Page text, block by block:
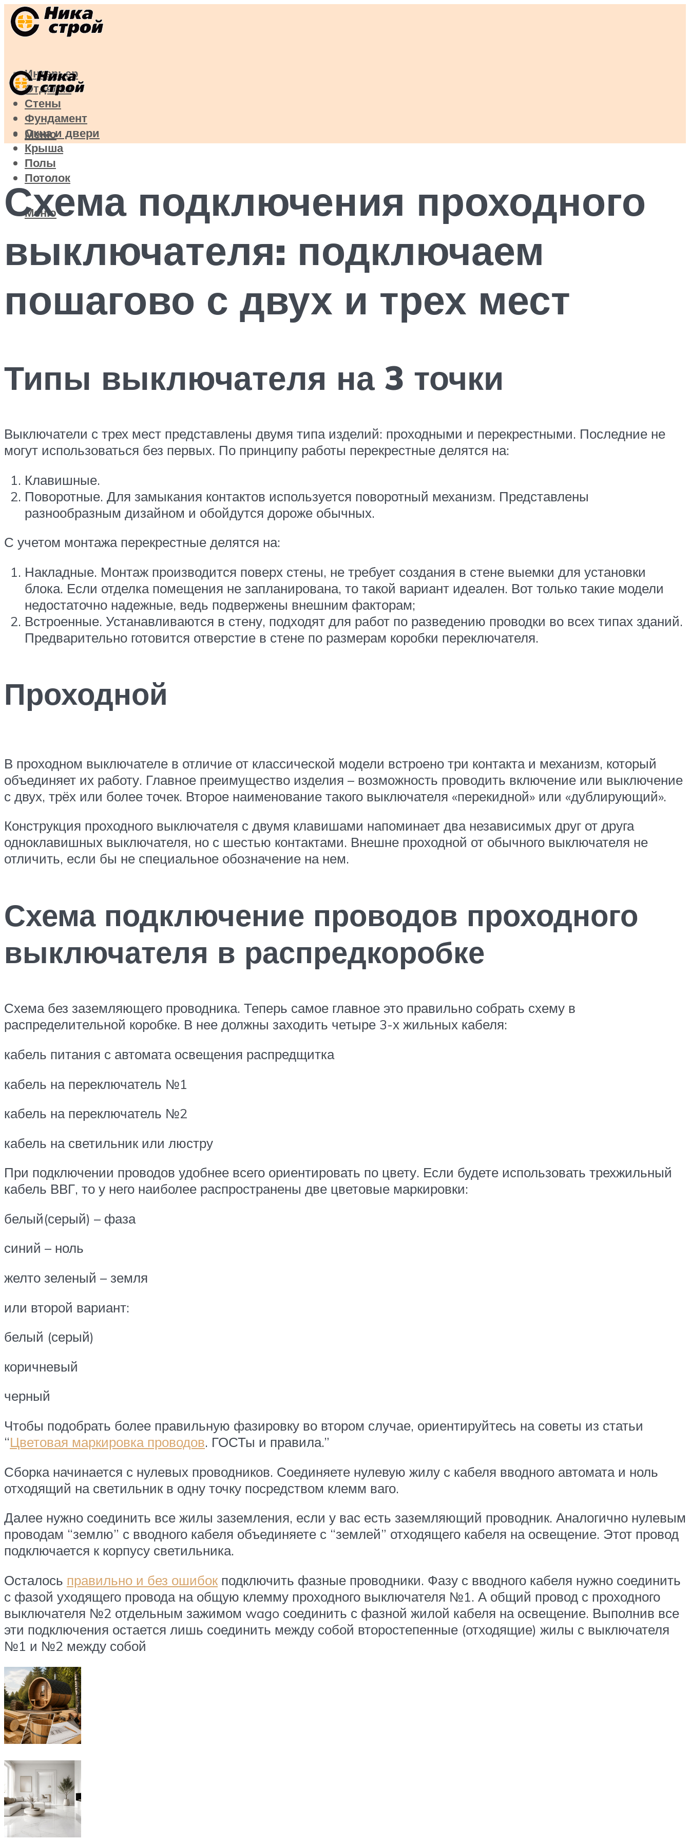
Интерьер
Отделка
Стены
Фундамент
Окна и двери
Крыша
Полы
Потолок
Меню
Меню
Схема подключения проходного
выключателя: подключаем
пошагово с двух и трех мест
Типы выключателя на 3 точки
Выключатели с трех мест представлены двумя типа изделий: проходными и перекрестными. Последние не
могут использоваться без первых. По принципу работы перекрестные делятся на:
Клавишные.
Поворотные. Для замыкания контактов используется поворотный механизм. Представлены
разнообразным дизайном и обойдутся дороже обычных.
С учетом монтажа перекрестные делятся на:
Накладные. Монтаж производится поверх стены, не требует создания в стене выемки для установки
блока. Если отделка помещения не запланирована, то такой вариант идеален. Вот только такие модели
недостаточно надежные, ведь подвержены внешним факторам;
Встроенные. Устанавливаются в стену, подходят для работ по разведению проводки во всех типах зданий.
Предварительно готовится отверстие в стене по размерам коробки переключателя.
Проходной
В проходном выключателе в отличие от классической модели встроено три контакта и механизм, который
объединяет их работу. Главное преимущество изделия – возможность проводить включение или выключение
с двух, трёх или более точек. Второе наименование такого выключателя «перекидной» или «дублирующий».
Конструкция проходного выключателя с двумя клавишами напоминает два независимых друг от друга
одноклавишных выключателя, но с шестью контактами. Внешне проходной от обычного выключателя не
отличить, если бы не специальное обозначение на нем.
Схема подключение проводов проходного
выключателя в распредкоробке
Схема без заземляющего проводника. Теперь самое главное это правильно собрать схему в
распределительной коробке. В нее должны заходить четыре 3-х жильных кабеля:
кабель питания с автомата освещения распредщитка
кабель на переключатель №1
кабель на переключатель №2
кабель на светильник или люстру
При подключении проводов удобнее всего ориентировать по цвету. Если будете использовать трехжильный
кабель ВВГ, то у него наиболее распространены две цветовые маркировки:
белый(серый) – фаза
синий – ноль
желто зеленый – земля
или второй вариант:
белый (серый)
коричневый
черный
Чтобы подобрать более правильную фазировку во втором случае, ориентируйтесь на советы из статьи
“Цветовая маркировка проводов. ГОСТы и правила.”
Сборка начинается с нулевых проводников. Соединяете нулевую жилу с кабеля вводного автомата и ноль
отходящий на светильник в одну точку посредством клемм ваго.
Далее нужно соединить все жилы заземления, если у вас есть заземляющий проводник. Аналогично нулевым
проводам “землю” с вводного кабеля объединяете с “землей” отходящего кабеля на освещение. Этот провод
подключается к корпусу светильника.
Осталось правильно и без ошибок подключить фазные проводники. Фазу с вводного кабеля нужно соединить
с фазой уходящего провода на общую клемму проходного выключателя №1. А общий провод с проходного
выключателя №2 отдельным зажимом wago соединить с фазной жилой кабеля на освещение. Выполнив все
эти подключения остается лишь соединить между собой второстепенные (отходящие) жилы с выключателя
№1 и №2 между собой